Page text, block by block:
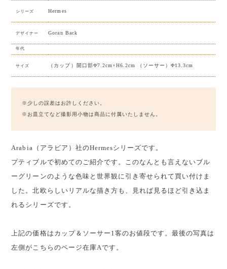
シリーズ Hermes
デザイナー Goran Back
年代
サイズ （カップ）開口部Φ7.2cm×H6.2cm （ソーサー）Φ13.3cm
※少しの誤差はお許しください。
※お皿立てなど撮影用小物は商品に付属いたしません。
Arabia（アラビア）社のHermesシリーズです。
プティブルで初めてのご紹介です。このなんとも言えないブル
ーグリーンのような色味と世界観に引き寄せられて買い付けま
した。北欧らしいリアルな描き方も、見れば見るほど引き込ま
れるシリーズです。
上記の価格はカップ＆ソーサー1客のお値段です。最後の写真は
左側がこちらのページ在庫Aです。